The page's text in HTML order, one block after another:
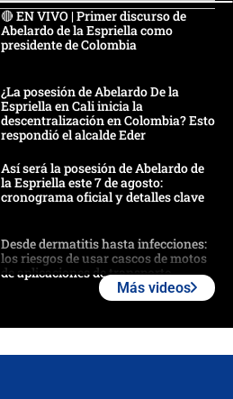
🔴 EN VIVO | Primer discurso de
Abelardo de la Espriella como
presidente de Colombia
¿La posesión de Abelardo De la
Espriella en Cali inicia la
descentralización en Colombia? Esto
respondió el alcalde Eder
Así será la posesión de Abelardo de
la Espriella este 7 de agosto:
cronograma oficial y detalles clave
Desde dermatitis hasta infecciones:
los riesgos de usar cascos de motos
de aplicaciones de transporte
Más videos